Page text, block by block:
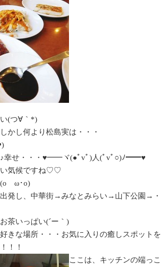
(つ∀｀*)
かし何より松島実は・・・
♪幸せ・・・♥━━ヾ(●ﾟvﾟ)人(ﾟvﾟ○)ﾉ━━♥
い気候ですね♡♡
ゝω･o)
発し、中華街→みなとみらい→山下公園→
茶いっぱい(´ー｀)
きな場所・・・お気に入りの癒しスポット
！！
ここは、キッチンの端っ